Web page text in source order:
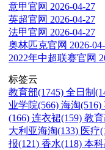
意甲官网 2026-04-27
英超官网 2026-04-27
法甲官网 2026-04-27
奥林匹克官网 2026-
2022年中超联赛官网
标签云
教育部(1745) 全日制
业学院(566) 海淘(516)
(166) 连衣裙(159) 教
大利亚海淘(133) 医疗
报(121) 香水(118) 本